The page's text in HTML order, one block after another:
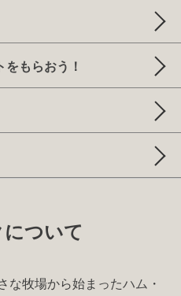
もらおう！
ついて
な牧場から始まったハム ・